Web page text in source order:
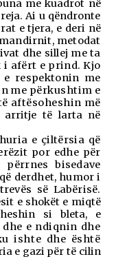
me kuadrot në
Ai u qëndronte
e tjera, e deri në
metodat
dhe sillej me ta
i afërt e prind. Kjo
respektonin me
me përkushtim e
aftësoheshin më
arritje të larta në
e çiltërsia që
por edhe për
bisedave
derdhet, humor i
së Labërisë.
e shokët e miqtë
si bleta, e
e ndiqnin dhe
ishte dhe është
e gazi për të cilin